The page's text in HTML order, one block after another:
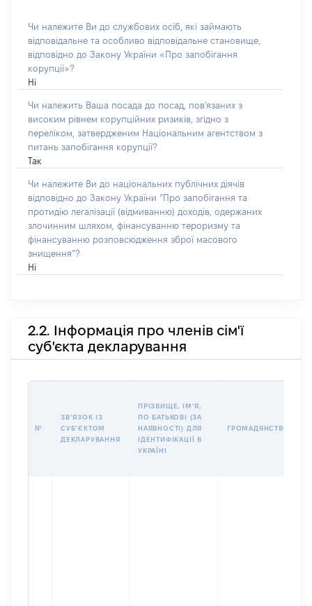
Чи належите Ви до службових осіб, які займають
відповідальне та особливо відповідальне становище,
відповідно до Закону України «Про запобігання
корупції»?
Ні
Чи належить Ваша посада до посад, пов'язаних з
високим рівнем корупційних ризиків, згідно з
переліком, затвердженим Національним агентством з
питань запобігання корупції?
Так
Чи належите Ви до національних публічних діячів
відповідно до Закону України “Про запобігання та
протидію легалізації (відмиванню) доходів, одержаних
злочинним шляхом, фінансуванню тероризму та
фінансуванню розповсюдження зброї масового
знищення”?
Ні
2.2. Інформація про членів сім'ї
суб'єкта декларування
№
ЗВʼЯЗОК ІЗ
СУБʼЄКТОМ
ДЕКЛАРУВАННЯ
ПРІЗВИЩЕ, ІМʼЯ,
ПО БАТЬКОВІ (ЗА
НАЯВНОСТІ) ДЛЯ
ІДЕНТИФІКАЦІЇ В
УКРАЇНІ
ГРОМАДЯНСТВО